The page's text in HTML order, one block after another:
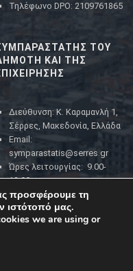
Τηλέφωνο DPO: 2109761865
ΤΟΥ
ΚΑΙ ΤΗΣ
Διεύθυνση: Κ. Καραμανλή 1,
Σέρρες, Μακεδονία, Ελλάδα
Email:
symparastatis@serres.gr
Ώρες λειτουργίας: 9.00-
13.00
προσφέρουμε τη
ιστότοπό μας.
we are using or